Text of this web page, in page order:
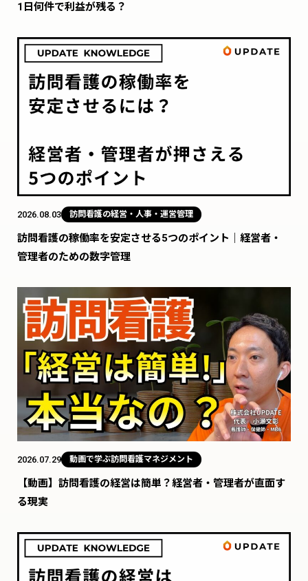
1日何件で利益が残る？
2026.08.03 訪問看護の経営・人事・運営管理
訪問看護の稼働率を安定させる5つのポイント｜経営者・
管理者のための数字管理
2026.07.29 動画で学ぶ訪問看護マネジメント
【動画】訪問看護の経営は簡単？経営者・管理者が直面す
る現実